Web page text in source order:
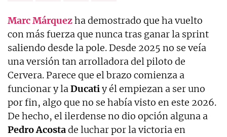
Marc Márquezha demostrado que ha vuelto
con más fuerza que nunca tras ganar la sprint
saliendo desde la pole. Desde 2025 no se veía
una versión tan arrolladora del piloto de
Cervera. Parece que el brazo comienza a
funcionar y laDucatiy él empiezan a ser uno
por fin, algo que no se había visto en este 2026.
De hecho, el ilerdense no dio opción alguna a
Pedro Acostade luchar por la victoria en